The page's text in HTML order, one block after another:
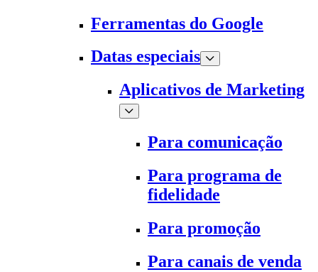
Ferramentas do Google
Datas especiais
Aplicativos de Marketing
Para comunicação
Para programa de
fidelidade
Para promoção
Para canais de venda